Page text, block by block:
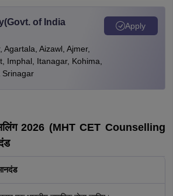
of India
Aizawl, Ajmer,
Imphal, Itanagar, Kohima,
Srinagar
Apply
2026 (MHT CET Counselling